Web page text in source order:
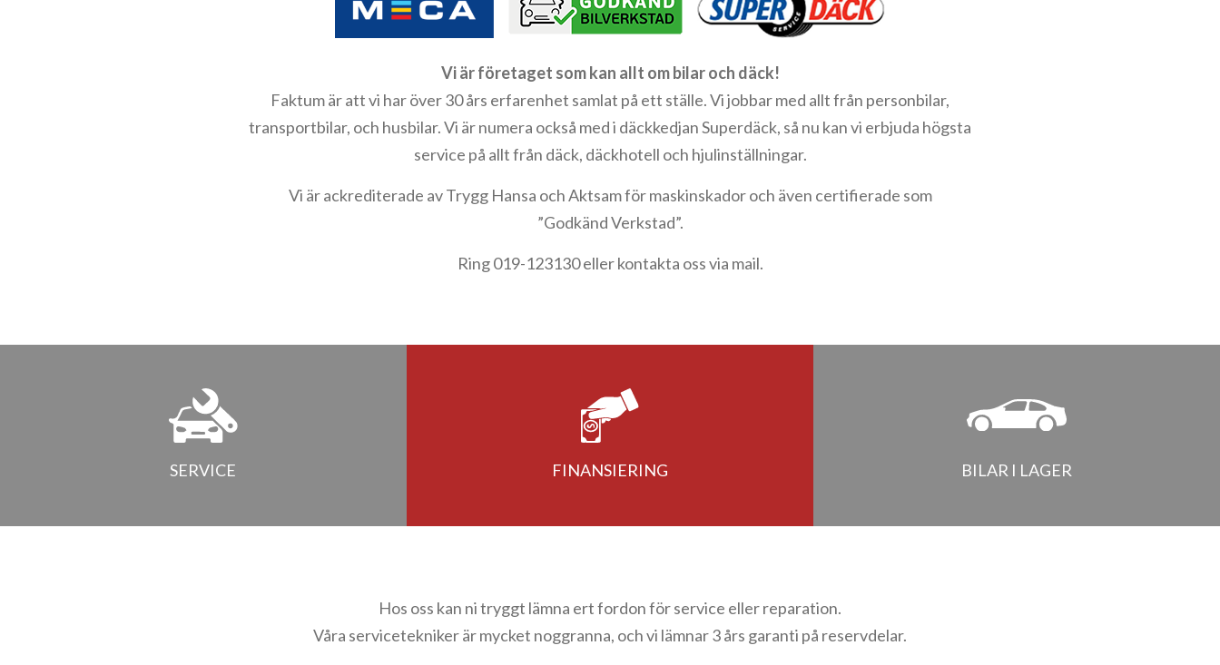
Vi är företaget som kan allt om bilar och däck!
Faktum är att vi har över 30 års erfarenhet samlat på ett ställe. Vi jobbar med allt från personbilar,
transportbilar, och husbilar. Vi är numera också med i däckkedjan Superdäck, så nu kan vi erbjuda högsta
service på allt från däck, däckhotell och hjulinställningar.
Vi är ackrediterade av Trygg Hansa och Aktsam för maskinskador och även certifierade som
”Godkänd Verkstad”.
Ring 019-123130 eller kontakta oss via mail.
SERVICE FINANSIERING BILAR I LAGER
Hos oss kan ni tryggt lämna ert fordon för service eller reparation.
Våra servicetekniker är mycket noggranna, och vi lämnar 3 års garanti på reservdelar.